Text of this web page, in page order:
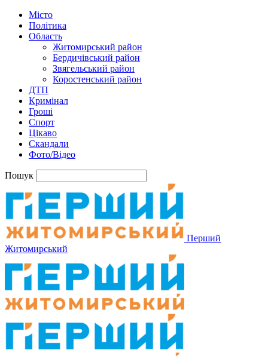
Місто
Політика
Область
Житомирський район
Бердичівський район
Звягельський район
Коростенський район
ДТП
Кримінал
Гроші
Спорт
Цікаво
Скандали
Фото/Відео
Пошук
Перший
Житомирський